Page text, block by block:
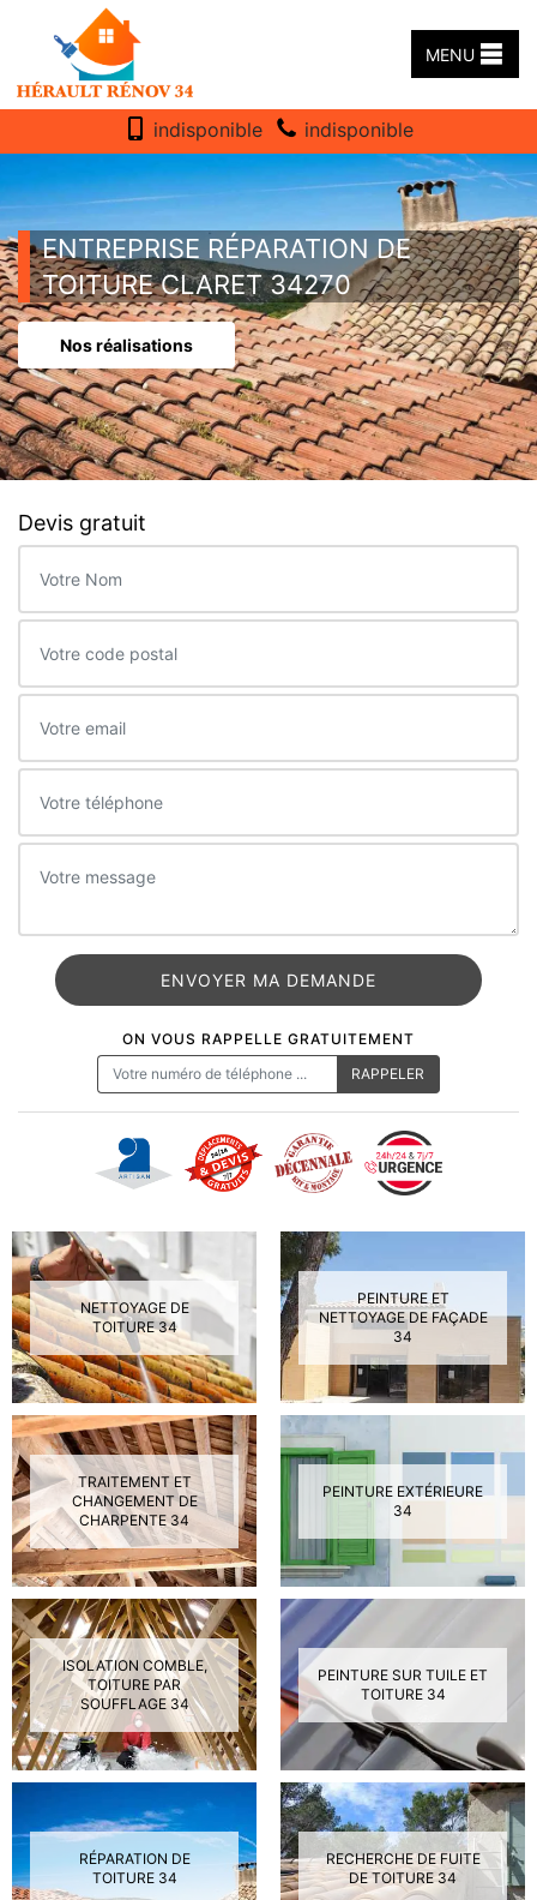
MENU
indisponible indisponible
ENTREPRISE RÉPARATION DE
TOITURE CLARET 34270
Nos réalisations
Devis gratuit
ON VOUS RAPPELLE GRATUITEMENT
NETTOYAGE DE
TOITURE 34
PEINTURE ET
NETTOYAGE DE FAÇADE
34
TRAITEMENT ET
CHANGEMENT DE
CHARPENTE 34
PEINTURE EXTÉRIEURE
34
ISOLATION COMBLE,
TOITURE PAR
SOUFFLAGE 34
PEINTURE SUR TUILE ET
TOITURE 34
RÉPARATION DE
TOITURE 34
RECHERCHE DE FUITE
DE TOITURE 34